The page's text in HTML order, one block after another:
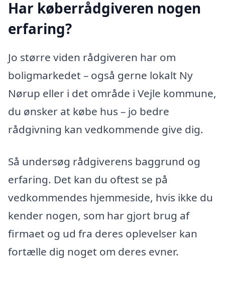
Har køberrådgiveren nogen
erfaring?
Jo større viden rådgiveren har om
boligmarkedet – også gerne lokalt Ny
Nørup eller i det område i Vejle kommune,
du ønsker at købe hus – jo bedre
rådgivning kan vedkommende give dig.
Så undersøg rådgiverens baggrund og
erfaring. Det kan du oftest se på
vedkommendes hjemmeside, hvis ikke du
kender nogen, som har gjort brug af
firmaet og ud fra deres oplevelser kan
fortælle dig noget om deres evner.